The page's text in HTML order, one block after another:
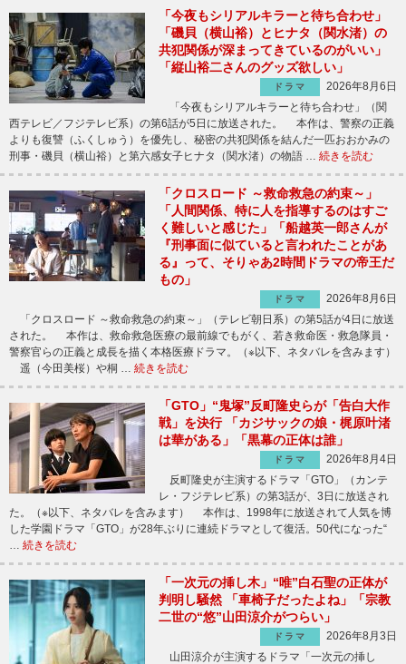
「今夜もシリアルキラーと待ち合わせ」
「磯貝（横山裕）とヒナタ（関水渚）の
共犯関係が深まってきているのがいい」
「縦山裕二さんのグッズ欲しい」
ドラマ
2026年8月6日
「今夜もシリアルキラーと待ち合わせ」（関
西テレビ／フジテレビ系）の第6話が5日に放送された。 本作は、警察の正義
よりも復讐（ふくしゅう）を優先し、秘密の共犯関係を結んだ一匹おおかみの
刑事・磯貝（横山裕）と第六感女子ヒナタ（関水渚）の物語 … 続きを読む
「クロスロード ～救命救急の約束～」
「人間関係、特に人を指導するのはすご
く難しいと感じた」「船越英一郎さんが
『刑事面に似ていると言われたことがあ
る』って、そりゃあ2時間ドラマの帝王だ
もの」
ドラマ
2026年8月6日
「クロスロード ～救命救急の約束～」（テレビ朝日系）の第5話が4日に放送
された。 本作は、救命救急医療の最前線でもがく、若き救命医・救急隊員・
警察官らの正義と成長を描く本格医療ドラマ。（※以下、ネタバレを含みます）
遥（今田美桜）や桐 … 続きを読む
「GTO」“鬼塚”反町隆史らが「告白大作
戦」を決行 「カジサックの娘・梶原叶渚
は華がある」「黒幕の正体は誰」
ドラマ
2026年8月4日
反町隆史が主演するドラマ「GTO」（カンテ
レ・フジテレビ系）の第3話が、3日に放送され
た。（※以下、ネタバレを含みます） 本作は、1998年に放送されて人気を博
した学園ドラマ「GTO」が28年ぶりに連続ドラマとして復活。50代になった“
続きを読む
「一次元の挿し木」“唯”白石聖の正体が
判明し騒然 「車椅子だったよね」「宗教
二世の“悠”山田涼介がつらい」
ドラマ
2026年8月3日
山田涼介が主演するドラマ「一次元の挿し